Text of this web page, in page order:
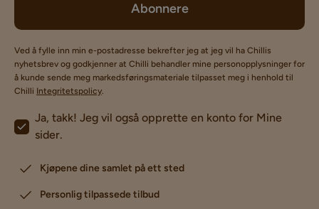
Abonnere
Ved å fylle inn min e-postadresse bekrefter jeg at jeg vil ha Chillis
nyhetsbrev og godkjenner at Chilli behandler mine personopplysninger for
å kunde sende meg markedsføringsmateriale tilpasset meg i henhold til
Chilli Integritetspolicy.
Ja, takk! Jeg vil også opprette en konto for Mine
sider.
Kjøpene dine samlet på ett sted
Personlig tilpassede tilbud